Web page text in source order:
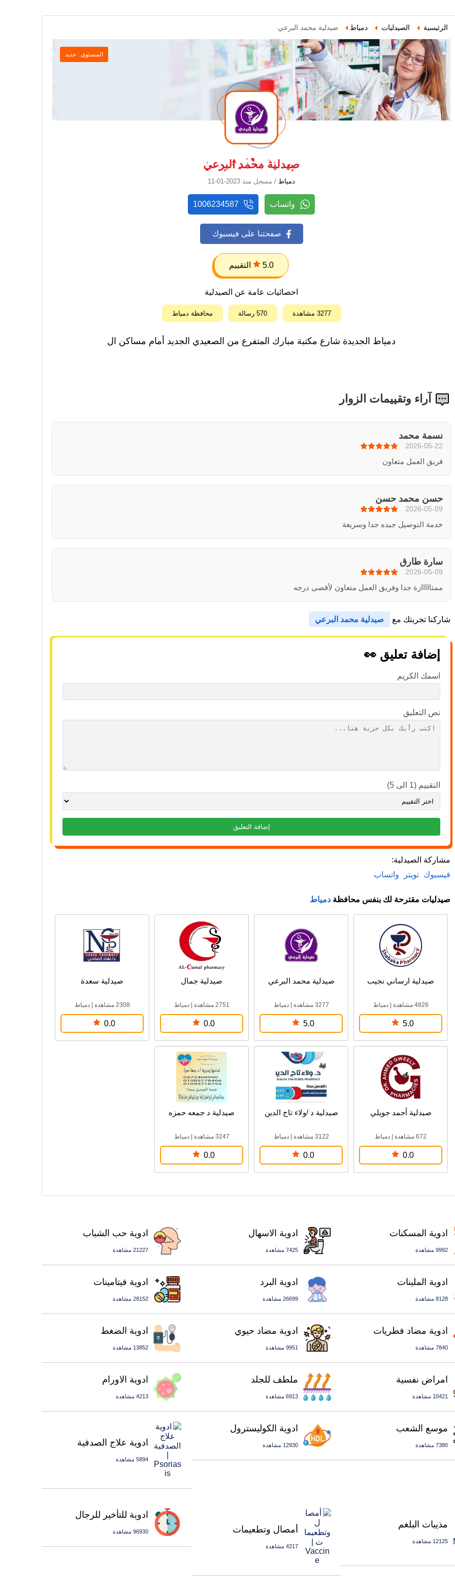
الرئيسية الصيدليات دمياط صيدلية محمد البرعي
المستوى : جديد
صيدلية محمد البرعي
دمياط / مسجل منذ 2023-01-11
واتساب 1006234587
صفحتنا على فيسبوك
5.0 التقييم
احصائيات عامة عن الصيدلية
3277 مشاهدة 570 رسالة محافظة دمياط
دمياط الجديدة شارع مكتبة مبارك المتفرع من الصعيدي الجديد أمام مساكن ال
آراء وتقييمات الزوار
نسمة محمد
2026-05-22
فريق العمل متعاون
حسن محمد حسن
2026-05-09
خدمة التوصيل جيده جدا وسريعة
سارة طارق
2026-05-09
ممتااااازة جدا وفريق العمل متعاون لأقصى درجه
شاركنا تجربتك مع صيدلية محمد البرعي
إضافة تعليق 👀
اسمك الكريم
نص التعليق
التقييم (1 الى 5)
مشاركة الصيدلية:
فيسبوك تويتر واتساب
صيدليات مقترحة لك بنفس محافظة دمياط
صيدلية ارساني نجيب
4826 مشاهدة |دمياط
5.0
صيدلية محمد البرعي
3277 مشاهدة |دمياط
5.0
صيدلية جمال
2751 مشاهدة |دمياط
0.0
صيدلية سعدة
2308 مشاهدة |دمياط
0.0
صيدلية أحمد جويلي
672 مشاهدة دمياط
0.0
صيدلية د /ولاء تاج الدين
3122 مشاهدة |دمياط
0.0
صيدلية د جمعه حمزه
3247 مشاهدة |دمياط
0.0
ادوية حب الشباب
21227 مشاهدة
ادوية الاسهال
7425 مشاهدة
ادوية المسكنات
9992 مشاهدة
ادوية فيتامينات
28152 مشاهدة
ادوية البرد
26699 مشاهدة
ادوية الملينات
8128 مشاهدة
ادوية الضغط
13852 مشاهدة
ادوية مضاد حيوي
9951 مشاهدة
ادوية مضاد فطريات
7840 مشاهدة
ادوية الاورام
4213 مشاهدة
ملطف للجلد
6913 مشاهدة
امراض نفسية
10421 مشاهدة
ادوية علاج الصدفية
5894 مشاهدة
ادوية الكوليسترول
12930 مشاهدة
موسع الشعب
7380 مشاهدة
ادوية للتأخير للرجال
96930 مشاهدة أمصال وتطعيمات
4217 مشاهدة
مذيبات البلغم
12125 مشاهدة